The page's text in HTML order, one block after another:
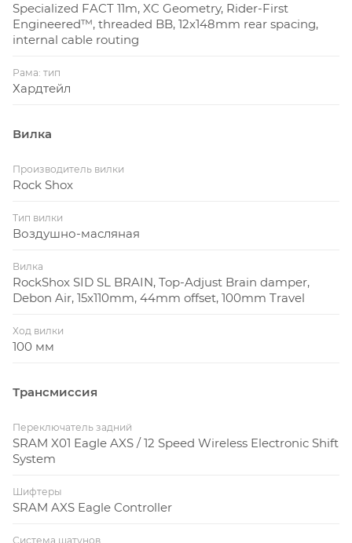
Specialized FACT 11m, XC Geometry, Rider-First
Engineered™, threaded BB, 12x148mm rear spacing,
internal cable routing
Рама: тип
Хардтейл
Вилка
Производитель вилки
Rock Shox
Тип вилки
Воздушно-масляная
Вилка
RockShox SID SL BRAIN, Top-Adjust Brain damper,
Debon Air, 15x110mm, 44mm offset, 100mm Travel
Ход вилки
100 мм
Трансмиссия
Переключатель задний
SRAM X01 Eagle AXS / 12 Speed Wireless Electronic Shift
System
Шифтеры
SRAM AXS Eagle Controller
Система шатунов